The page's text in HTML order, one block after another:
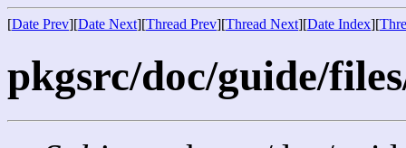
[Date Prev][Date Next][Thread Prev][Thread Next][Date Index][
pkgsrc/doc/guide/